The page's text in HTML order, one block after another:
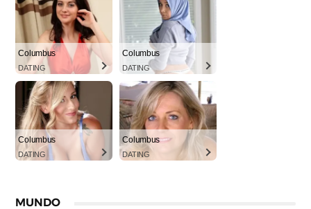
Columbus
DATING
Columbus
DATING
Columbus
DATING
Columbus
DATING
MUNDO